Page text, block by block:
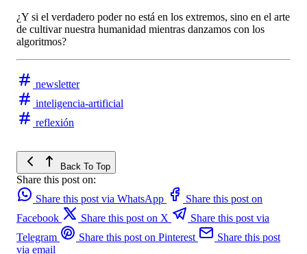
¿Y si el verdadero poder no está en los extremos, sino en el arte
de cultivar nuestra humanidad mientras danzamos con los
algoritmos?
newsletter
inteligencia-artificial
reflexión
Back To Top
Share this post on:
Share this post via WhatsApp
Share this post on
Facebook
Share this post on X
Share this post via
Telegram
Share this post on Pinterest
Share this post
via email